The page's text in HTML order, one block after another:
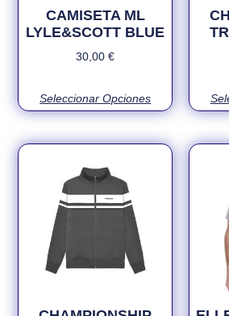
CAMISETA ML
LYLE&SCOTT BLUE
30,00€
Seleccionar Opciones